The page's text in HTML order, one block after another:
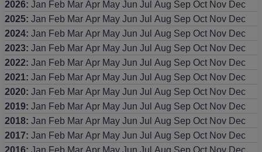
2026: Jan Feb Mar Apr May Jun Jul Aug Sep Oct Nov Dec
2025: Jan Feb Mar Apr May Jun Jul Aug Sep Oct Nov Dec
2024: Jan Feb Mar Apr May Jun Jul Aug Sep Oct Nov Dec
2023: Jan Feb Mar Apr May Jun Jul Aug Sep Oct Nov Dec
2022: Jan Feb Mar Apr May Jun Jul Aug Sep Oct Nov Dec
2021 : Jan Feb Mar Apr May Jun Jul Aug Sep Oct Nov Dec
2020: Jan Feb Mar Apr May Jun Jul Aug Sep Oct Nov Dec
2019: Jan Feb Mar Apr May Jun Jul Aug Sep Oct Nov Dec
2018: Jan Feb Mar Apr May Jun Jul Aug Sep Oct Nov Dec
2017: Jan Feb Mar Apr May Jun Jul Aug Sep Oct Nov Dec
2016: Jan Feb Mar Apr May Jun Jul Aug Sep Oct Nov Dec